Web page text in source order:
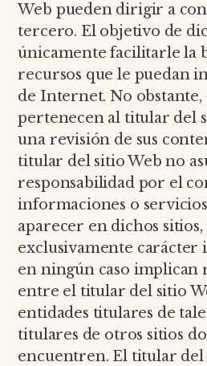
Web pueden dirigir a
tercero. El objetivo de
únicamente facilitarle la
recursos que le puedan
de Internet. No obstante,
pertenecen al titular del
una revisión de sus
titular del sitio Web no
responsabilidad por el
informaciones o
aparecer en dichos
exclusivamente carácter
en ningún caso implican
entre el titular del sitio
entidades titulares de
titulares de otros sitios
encuentren. El titular del